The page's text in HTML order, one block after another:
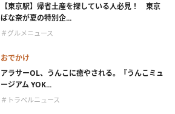
【東京駅】帰省土産を探している人必見！ 東京
ばな奈が夏の特別企...
＃グルメニュース
おでかけ
アラサーOL、うんこに癒やされる。『うんこミュ
ージアム YOK...
＃トラベルニュース